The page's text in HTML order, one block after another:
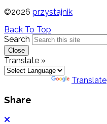
©2026 przystajnik
Back To Top
Search
Close
Translate »
Translate
Share